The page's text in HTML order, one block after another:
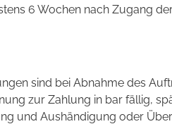
6 Wochen nach Zugang
sind bei Abnahme des
zur Zahlung in bar fällig,
und Aushändigung oder